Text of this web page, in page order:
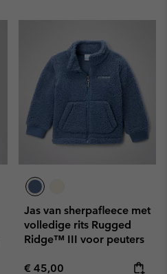
Jas van sherpafleece met
volledige rits Rugged
Ridge™ III voor peuters
Regular price:
€ 45,00